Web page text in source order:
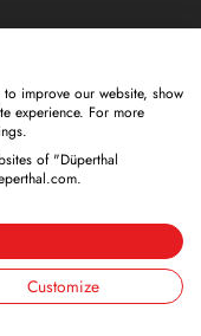
improve our website, show
experience. For more
of "Düperthal
Customize